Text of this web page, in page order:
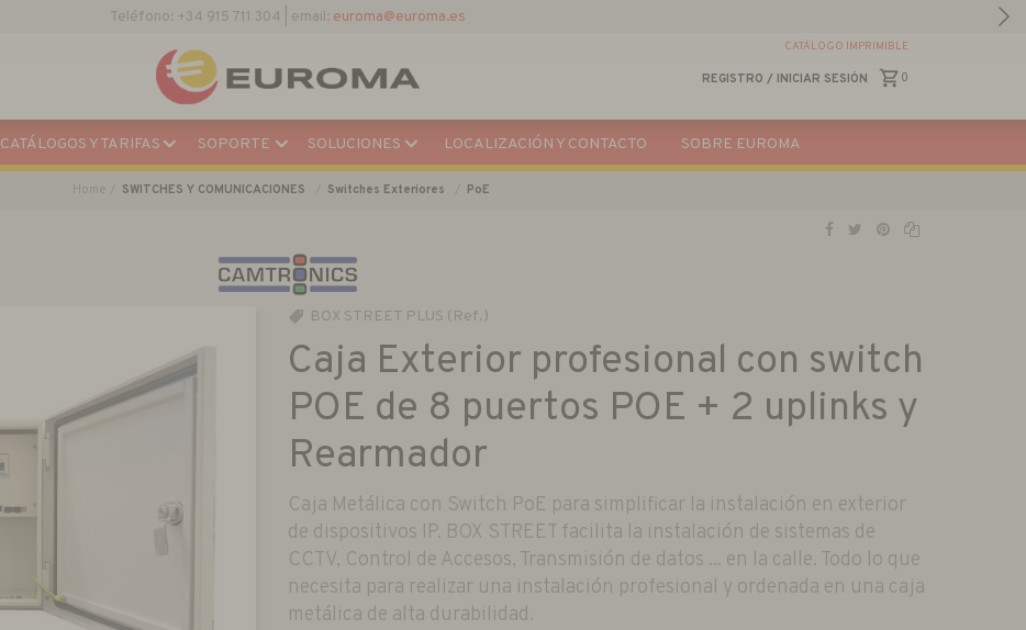
Descargar Catálogo Actual
REGISTRO / INICIAR SESIÓN 0
CATÁLOGO IMPRIMIBLE
CATÁLOGOS Y TARIFAS SOPORTE SOLUCIONES LOCALIZACIÓN Y CONTACTO SOBRE EUROMA
Home SWITCHES Y COMUNICACIONES Switches Exteriores PoE
BOX STREET PLUS (Ref.)
Caja Exterior profesional con switch
POE de 8 puertos POE + 2 uplinks y
Rearmador
Caja Metálica con Switch PoE para simplificar la instalación en exterior
de dispositivos IP. BOX STREET facilita la instalación de sistemas de
CCTV, Control de Accesos, Transmisión de datos ... en la calle. Todo lo que
necesita para realizar una instalación profesional y ordenada en una caja
metálica de alta durabilidad.